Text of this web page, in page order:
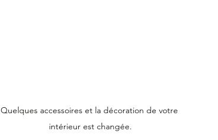
Quelques accessoires et la décoration de votre
intérieur est changée.